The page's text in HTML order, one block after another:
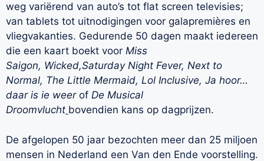
weg variërend van auto’s tot flat screen televisies;
van tablets tot uitnodigingen voor galapremières en
vliegvakanties. Gedurende 50 dagen maakt iedereen
die een kaart boekt voor Miss
Saigon, Wicked,Saturday Night Fever, Next to
Normal, The Little Mermaid, Lol Inclusive, Ja hoor…
daar is ie weer of De Musical
Droomvlucht bovendien kans op dagprijzen.
De afgelopen 50 jaar bezochten meer dan 25 miljoen
mensen in Nederland een Van den Ende voorstelling.